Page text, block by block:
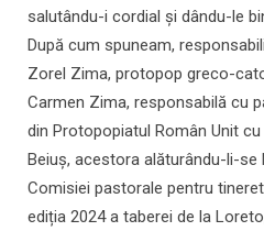
salutându-i cordial și dându-le
După cum spuneam,
Zorel Zima, protopop greco-
Carmen Zima, responsabilă cu
din Protopopiatul Român Unit
Beiuș, acestora alăturându-li-
Comisiei pastorale pentru
ediția 2024 a taberei de la